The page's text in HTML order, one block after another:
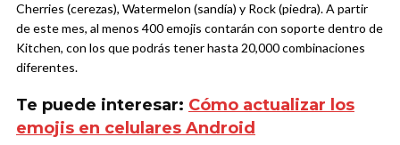
Cherries (cerezas), Watermelon (sandía) y Rock (piedra). A partir
de este mes, al menos 400 emojis contarán con soporte dentro de
Kitchen, con los que podrás tener hasta 20,000 combinaciones
diferentes.
Te puede interesar: Cómo actualizar los
emojis en celulares Android